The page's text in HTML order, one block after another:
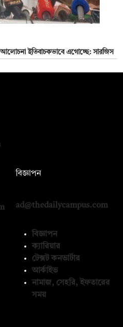
ইতিবাচকভাবে এগোচ্ছে: সারজিস
বিজ্ঞাপন
ad@thedailycampus.com
বিজ্ঞাপন
ক্যারিয়ার
টেক্সট কনভার্টার
আর্কাইভ
নামাজ, সেহরি, ইফতারের
সময়